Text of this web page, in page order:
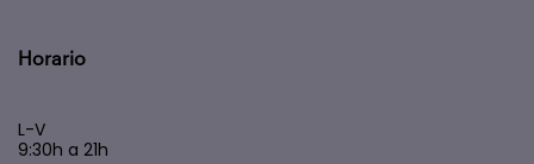
Horario
L-V
9:30h a 21h